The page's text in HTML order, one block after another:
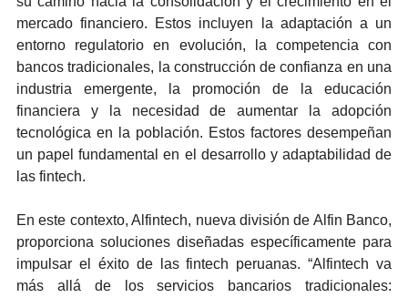
mercado financiero. Estos incluyen la adaptación a un
entorno regulatorio en evolución, la competencia con
bancos tradicionales, la construcción de confianza en una
industria emergente, la promoción de la educación
financiera y la necesidad de aumentar la adopción
tecnológica en la población. Estos factores desempeñan
un papel fundamental en el desarrollo y adaptabilidad de
las fintech.
En este contexto, Alfintech, nueva división de Alfin Banco,
proporciona soluciones diseñadas específicamente para
impulsar el éxito de las fintech peruanas. “Alfintech va
más allá de los servicios bancarios tradicionales: